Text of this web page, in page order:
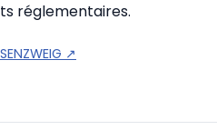
réglementaires.
↗